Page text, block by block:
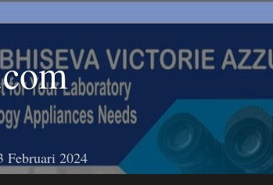
Februari 2024